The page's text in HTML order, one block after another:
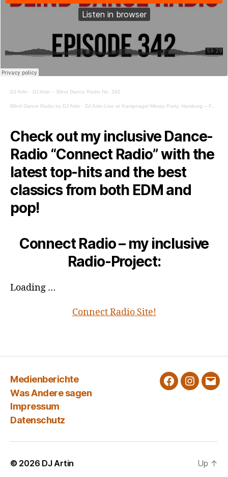
DJ Artin · DJ Artin – Blind Dance Radio No. 342
Blind Dance Radio by DJ Artin · DJ Artin Live at Kampnagel Messy Party, Hamburg – Full Set
Check out my inclusive Dance-
Radio “Connect Radio” with the
latest top-hits and the best
classics from both EDM and
pop!
Connect Radio – my inclusive
Radio-Project:
Loading …
Connect Radio Site!
Medienberichte
Was Andere sagen
Impressum
Datenschutz
FacebookE-
© 2026 DJ Artin
Up ↑